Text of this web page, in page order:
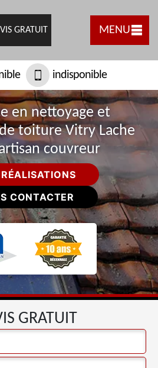
GRATUIT MENU
indisponible
en nettoyage et
toiture Vitry Lache
couvreur
CONTACTER
GRATUIT